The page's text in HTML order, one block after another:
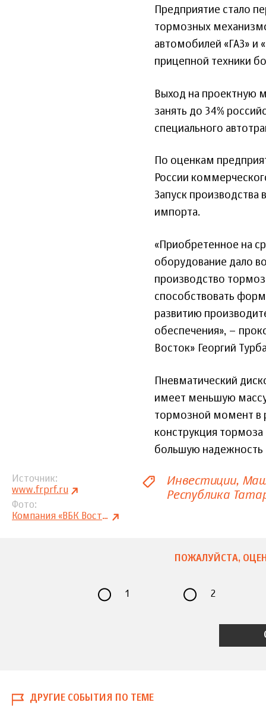
Предприятие стало
тормозных
автомобилей «ГАЗ» и
прицепной техники
Выход на проектную
занять до 34%
специального
По оценкам
России
Запуск
импорта.
«Приобретенное на
оборудование дало
производство
способствовать
развитию
обеспечения», –
Восток» Георгий
Пневматический
имеет меньшую
тормозной момент в
конструкция
большую надежность
Источник
www.frprf.ru
Фото
Компания «ВБК Восток»
Инвестиции
Республика
ПОЖАЛУЙСТА,
1 2
ДРУГИЕ СОБЫТИЯ ПО ТЕМЕ